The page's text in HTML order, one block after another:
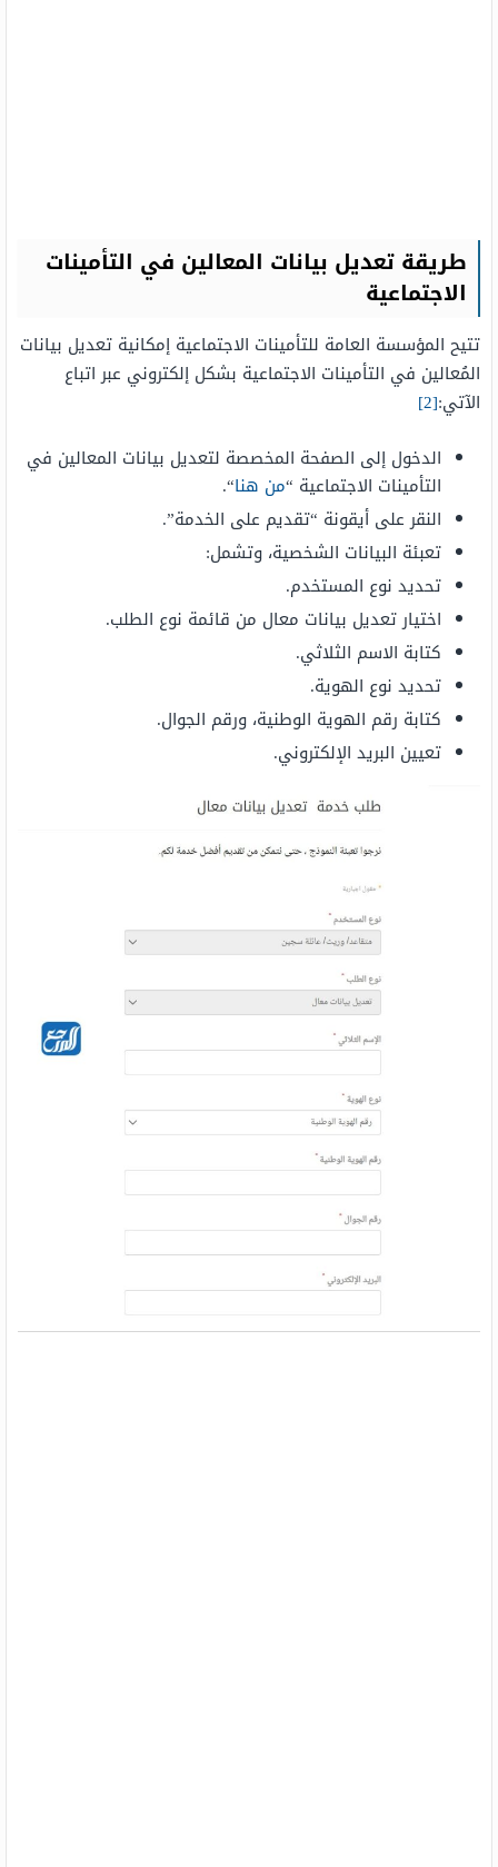
طريقة تعديل بيانات المعالين في التأمينات
الاجتماعية
تتيح المؤسسة العامة للتأمينات الاجتماعية إمكانية تعديل بيانات
المُعالين في التأمينات الاجتماعية بشكل إلكتروني عبر اتباع
الآتي:[2]
الدخول إلى الصفحة المخصصة لتعديل بيانات المعالين في
التأمينات الاجتماعية “من هنا“.
النقر على أيقونة “تقديم على الخدمة”.
تعبئة البيانات الشخصية، وتشمل:
تحديد نوع المستخدم.
اختيار تعديل بيانات معال من قائمة نوع الطلب.
كتابة الاسم الثلاثي.
تحديد نوع الهوية.
كتابة رقم الهوية الوطنية، ورقم الجوال.
تعيين البريد الإلكتروني.